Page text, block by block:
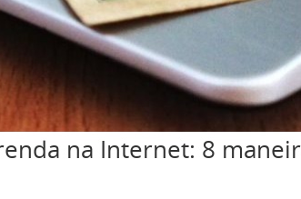
na Internet: 8